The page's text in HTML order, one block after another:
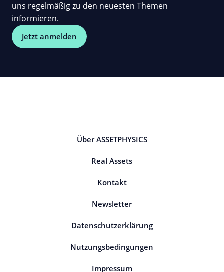
uns regelmäßig zu den neuesten Themen
informieren.
Jetzt anmelden
Über ASSETPHYSICS
Real Assets
Kontakt
Newsletter
Datenschutzerklärung
Nutzungsbedingungen
Impressum